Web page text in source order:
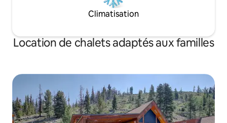
Climatisation
Location de chalets adaptés aux familles